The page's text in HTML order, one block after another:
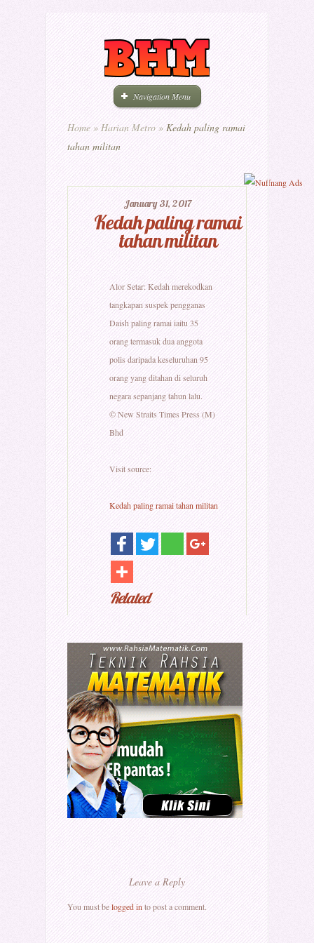
Navigation Menu
Home » Harian Metro » Kedah paling ramai
tahan militan
January 31, 2017
Kedah paling ramai
tahan militan
Alor Setar: Kedah merekodkan
tangkapan suspek pengganas
Daish paling ramai iaitu 35
orang termasuk dua anggota
polis daripada keseluruhan 95
orang yang ditahan di seluruh
negara sepanjang tahun lalu.
© New Straits Times Press (M)
Bhd
Visit source:
Kedah paling ramai tahan militan
Related
Leave a Reply
You must belogged into post a comment.